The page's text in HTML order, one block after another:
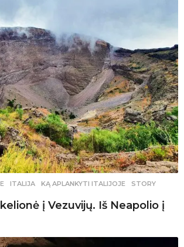
ITALIJA ,KĄ APLANKYTI ITALIJOJE ,STORY
į Vezuvijų. Iš Neapolio į